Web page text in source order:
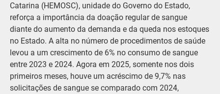
Catarina (HEMOSC), unidade do Governo do Estado,
reforça a importância da doação regular de sangue
diante do aumento da demanda e da queda nos estoques
no Estado. A alta no número de procedimentos de saúde
levou a um crescimento de 6% no consumo de sangue
entre 2023 e 2024. Agora em 2025, somente nos dois
primeiros meses, houve um acréscimo de 9,7% nas
solicitações de sangue se comparado com 2024,